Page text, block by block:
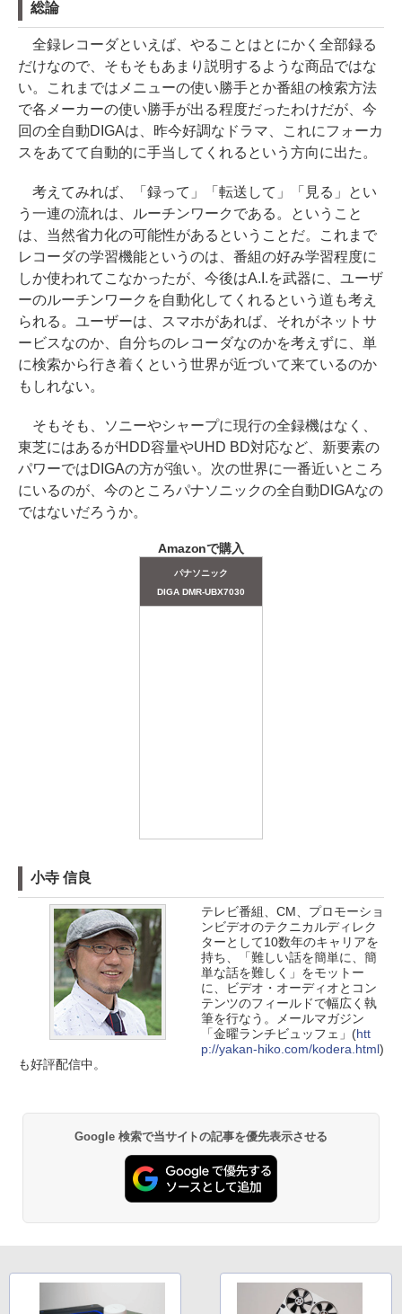
総論
全録レコーダといえば、やることはとにかく全部録る
だけなので、そもそもあまり説明するような商品ではな
い。これまではメニューの使い勝手とか番組の検索方法
で各メーカーの使い勝手が出る程度だったわけだが、今
回の全自動DIGAは、昨今好調なドラマ、これにフォーカ
スをあてて自動的に手当してくれるという方向に出た。
考えてみれば、「録って」「転送して」「見る」とい
う一連の流れは、ルーチンワークである。ということ
は、当然省力化の可能性があるということだ。これまで
レコーダの学習機能というのは、番組の好み学習程度に
しか使われてこなかったが、今後はA.I.を武器に、ユーザ
ーのルーチンワークを自動化してくれるという道も考え
られる。ユーザーは、スマホがあれば、それがネットサ
ービスなのか、自分ちのレコーダなのかを考えずに、単
に検索から行き着くという世界が近づいて来ているのか
もしれない。
そもそも、ソニーやシャープに現行の全録機はなく、
東芝にはあるがHDD容量やUHD BD対応など、新要素の
パワーではDIGAの方が強い。次の世界に一番近いところ
にいるのが、今のところパナソニックの全自動DIGAなの
ではないだろうか。
Amazonで購入
パナソニック
DIGA DMR-UBX7030
小寺 信良
テレビ番組、CM、プロモーショ
ンビデオのテクニカルディレク
ターとして10数年のキャリアを
持ち、「難しい話を簡単に、簡
単な話を難しく」をモットー
に、ビデオ・オーディオとコン
テンツのフィールドで幅広く執
筆を行なう。メールマガジン
「金曜ランチビュッフェ」(htt
p://yakan-hiko.com/kodera.html)
も好評配信中。
Google 検索で当サイトの記事を優先表示させる